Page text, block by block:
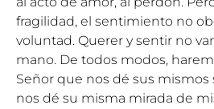
fragilidad, el sentimiento no
voluntad. Querer y sentir no
mano. De todos modos,
Señor que nos dé sus
nos dé su misma mirada de